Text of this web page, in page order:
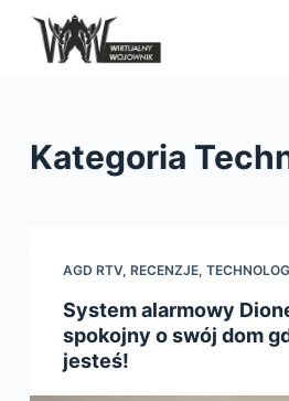
S
oKategoria
AGD RTV, RECENZJE,
System alarmowy
spokojny o swój dom
jesteś!